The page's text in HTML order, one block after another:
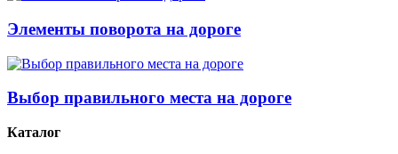
Элементы поворота на дороге
Выбор правильного места на дороге
Каталог